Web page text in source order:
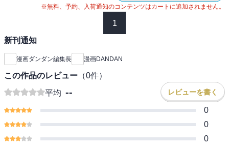
※無料、予約、入荷通知のコンテンツはカートに追加されません。
1
新刊通知
漫画ダンダン編集長 漫画DANDAN
この作品のレビュー （0件）
平均 -- レビューを書く
0
0
0